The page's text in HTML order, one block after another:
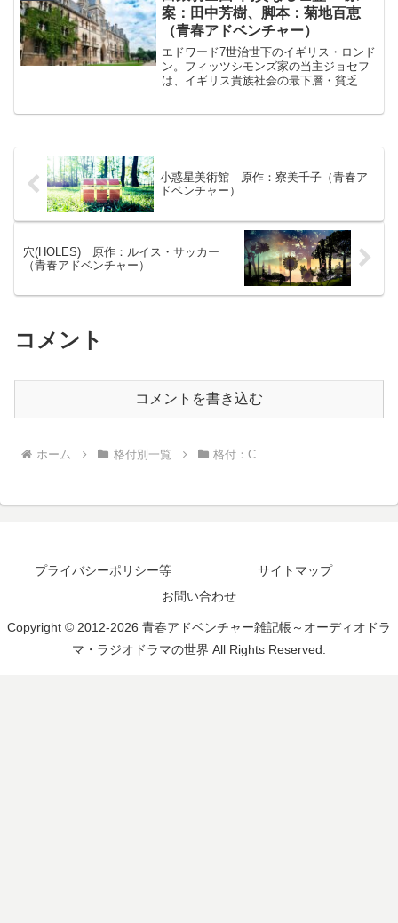
番組でした。本作品は「日本と外国の文
化の違いをルーツから紐解く」番組です
が、第2回のように全体的にドラマ仕立て
の回もあれば、第1回のように細かいシー
ンをつなぎ合わせたトーク番組的な見せ
方の回もあるという変わった作品でし
た。
案：田中芳樹、脚本：菊地百恵
（青春アドベンチャー）
エドワード7世治世下のイギリス・ロンド
ン。フィッツシモンズ家の当主ジョセフ
は、イギリス貴族社会の最下層・貧乏な
はともかく、実態はやはり貧乏な準男
爵。たったふたりの従者に愚痴を言わ
ら、逆玉を夢見つつ今日も奇妙な依頼を
小惑星美術館 原作：寮美千子（青春ア
ドベンチャー）
穴(HOLES) 原作：ルイス・サッカー
（青春アドベンチャー）
コメント
コメントを書き込む
ホーム 格付別一覧 格付：C
プライバシーポリシー等
サイトマップ
お問い合わせ
Copyright © 2012-2026 青春アドベンチャー雑記帳～オーディオドラ
マ・ラジオドラマの世界 All Rights Reserved.